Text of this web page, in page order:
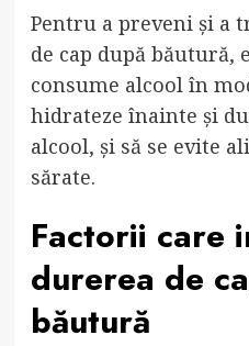
Pentru a preveni și a
de cap după băutură,
consume alcool în
hidrateze înainte și
alcool, și să se evite
sărate.
Factorii care
durerea de
băutură